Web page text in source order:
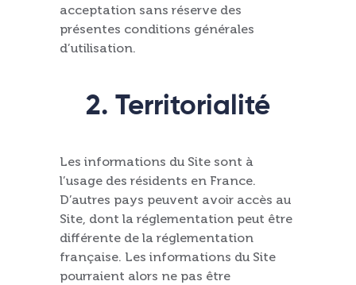
acceptation sans réserve des
présentes conditions générales
d’utilisation.
2. Territorialité
Les informations du Site sont à
l’usage des résidents en France.
D’autres pays peuvent avoir accès au
Site, dont la réglementation peut être
différente de la réglementation
française. Les informations du Site
pourraient alors ne pas être